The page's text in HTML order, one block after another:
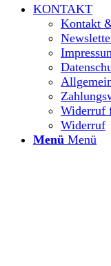
KONTAKT
Kontakt
Widerruf
Widerruf
Menü Menü